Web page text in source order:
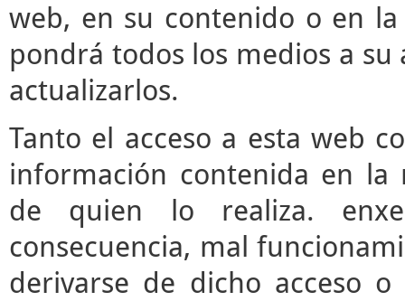
web, en su contenido o en
pondrá todos los medios a
actualizarlos.
Tanto el acceso a esta web
información contenida en la
de quien lo realiza.
consecuencia, mal
derivarse de dicho acceso